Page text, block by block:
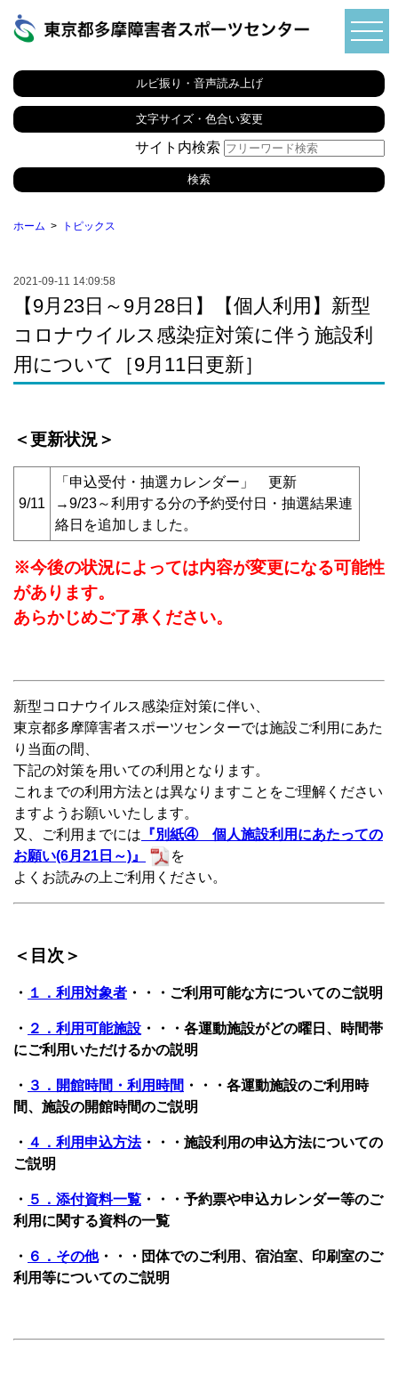
ルビ振り・音声読み上げ
文字サイズ・色合い変更
サイト内検索
ホーム トピックス
2021-09-11 14:09:58
【9月23日～9月28日】【個人利用】新型
コロナウイルス感染症対策に伴う施設利
用について［9月11日更新］
＜更新状況＞
9/11
「申込受付・抽選カレンダー」 更新
→9/23～利用する分の予約受付日・抽選結果連
絡日を追加しました。
※今後の状況によっては内容が変更になる可能性
があります。
あらかじめご了承ください。
新型コロナウイルス感染症対策に伴い、
東京都多摩障害者スポーツセンターでは施設ご利用にあた
り当面の間、
下記の対策を用いての利用となります。
これまでの利用方法とは異なりますことをご理解ください
ますようお願いいたします。
又、ご利用までには 『別紙④ 個人施設利用にあたっての
お願い(6月21日～)』
を
よくお読みの上ご利用ください。
＜目次＞
・ １．利用対象者 ・・・ご利用可能な方についてのご説明
・ ２．利用可能施設 ・・・各運動施設がどの曜日、時間帯
にご利用いただけるかの説明
・ ３．開館時間・利用時間 ・・・各運動施設のご利用時
間、施設の開館時間のご説明
・ ４．利用申込方法・・・施設利用の申込方法についての
ご説明
・ ５．添付資料一覧 ・・・予約票や申込カレンダー等のご
利用に関する資料の一覧
・ ６．その他・・・団体でのご利用、宿泊室、印刷室のご
利用等についてのご説明